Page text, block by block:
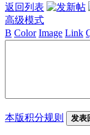
返回列表
高级模式
B Color Image Link
本版积分规则 发表